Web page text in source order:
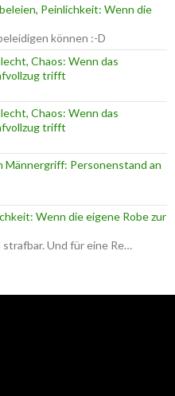
Peinlichkeit: Wenn die
können :-D
Chaos: Wenn das
trifft
Chaos: Wenn das
trifft
Männergriff: Personenstand an
Wenn die eigene Robe zur
Und für eine Re…